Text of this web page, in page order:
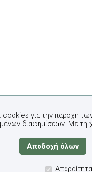
για την παροχή
διαφημίσεων. Με